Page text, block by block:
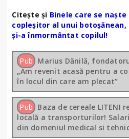
Citește și Binele care se
copleșitor al unui
și-a înmormântat copilul!
Pub Marius Dănilă,
„Am revenit acasă pentru a
în locul din care am plecat”
Pub Baza de cereale LITENI
locală a transporturilor!
din domeniul medical si